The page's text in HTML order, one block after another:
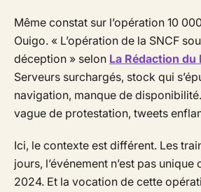
Même constat sur l’opération 10
Ouigo. « L’opération de la SNCF
déception » selon La Rédaction
Serveurs surchargés, stock qui
navigation, manque de
vague de protestation, tweets
Ici, le contexte est différent. Les
jours, l’événement n’est pas
2024. Et la vocation de cette